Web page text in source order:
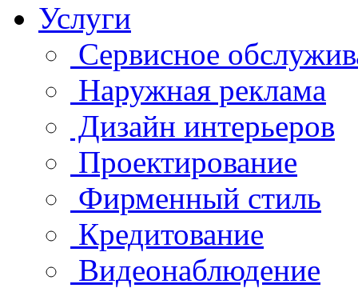
Услуги
Сервисное
Наружная реклама
Дизайн интерьеров
Проектирование
Фирменный стиль
Кредитование
Видеонаблюдение